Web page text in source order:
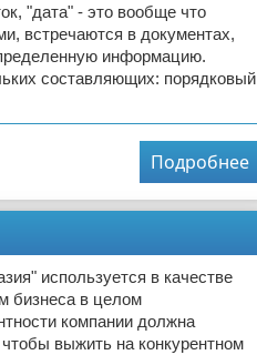
"дата" - это вообще что
встречаются в документах,
информацию.
составляющих: порядковый
Подробнее
используется в качестве
бизнеса в целом
компании должна
чтобы выжить на конкурентном